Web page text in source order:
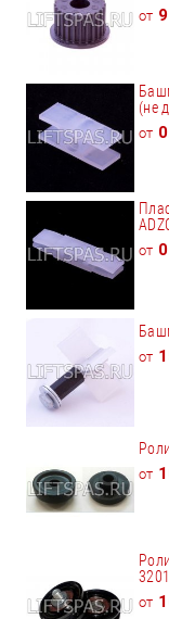
от
(не
от
от
от
от
от